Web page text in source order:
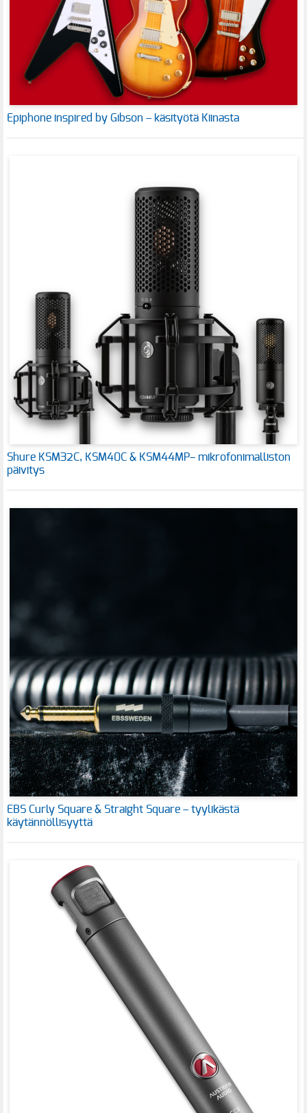
Epiphone inspired by Gibson – käsityötä Kiinasta
Shure KSM32C, KSM40C & KSM44MP– mikrofonimalliston
päivitys
EBS Curly Square & Straight Square – tyylikästä
käytännöllisyyttä